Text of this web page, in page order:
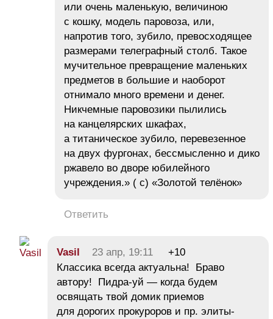
или очень маленькую, величиною
с кошку, модель паровоза, или,
напротив того, зубило, превосходящее
размерами телеграфный столб. Такое
мучительное превращение маленьких
предметов в большие и наоборот
отнимало много времени и денег.
Никчемные паровозики пылились
на канцелярских шкафах,
а титаническое зубило, перевезенное
на двух фургонах, бессмысленно и дико
ржавело во дворе юбилейного
учреждения.» ( с) «Золотой телёнок»
Ответить
Vasil 23 апр, 19:11
+10
Классика всегда актуальна! Браво
автору! Пидра-уй — когда будем
освящать твой домик приемов
для дорогих прокуроров и пр. элиты-